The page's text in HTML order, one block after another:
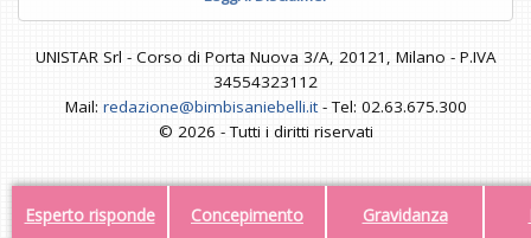
Esperto risponde Concepimento Gravidanza
UNISTAR Srl - Corso di Porta Nuova 3/A, 20121, Milano - P.IVA
34554323112
Mail: redazione@bimbisaniebelli.it- Tel: 02.63.675.300
© 2026 - Tutti i diritti riservati